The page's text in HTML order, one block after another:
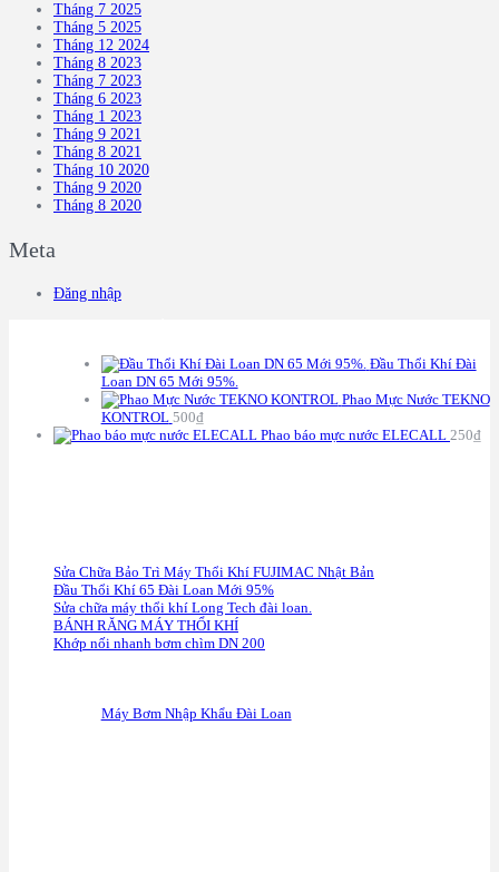
Tháng 7 2025
Tháng 5 2025
Tháng 12 2024
Tháng 8 2023
Tháng 7 2023
Tháng 6 2023
Tháng 1 2023
Tháng 9 2021
Tháng 8 2021
Tháng 10 2020
Tháng 9 2020
Tháng 8 2020
Meta
Đăng nhập
S
Đầu Thổi Khí Đài
Loan DN 65 Mới 95%.
Phao Mực Nước TEKNO
KONTROL 500₫
Phao báo mực nước ELECALL 250₫
Sửa Chữa Bảo Trì Máy Thổi Khí FUJIMAC Nhật Bản
Đầu Thổi Khí 65 Đài Loan Mới 95%
Sửa chữa máy thổi khí Long Tech đài loan.
BÁNH RĂNG MÁY THỔI KHÍ
Khớp nối nhanh bơm chìm DN 200
Máy Bơm Nhập Khẩu Đài Loan